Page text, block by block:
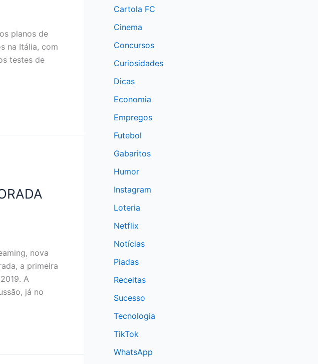
planos de
na Itália, com
testes de
nova
a primeira
A
já no
Cartola FC
Cinema
Concursos
Curiosidades
Dicas
Economia
Empregos
Futebol
Gabaritos
Humor
Instagram
Loteria
Netflix
Notícias
Piadas
Receitas
Sucesso
Tecnologia
TikTok
WhatsApp